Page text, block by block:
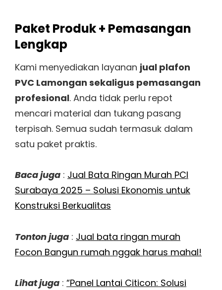
Paket Produk + Pemasangan
Lengkap
Kami menyediakan layanan jual plafon
PVC Lamongan sekaligus pemasangan
profesional. Anda tidak perlu repot
mencari material dan tukang pasang
terpisah. Semua sudah termasuk dalam
satu paket praktis.
Baca juga : Jual Bata Ringan Murah PCI
Surabaya 2025 – Solusi Ekonomis untuk
Konstruksi Berkualitas
Tonton juga : Jual bata ringan murah
Focon Bangun rumah nggak harus mahal!
Lihat juga : “Panel Lantai Citicon: Solusi